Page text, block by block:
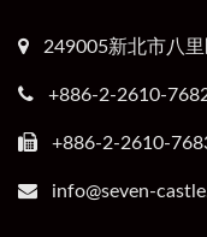
249005新北市八
+886-2-2610-
+886-2-2610-
info@seven-